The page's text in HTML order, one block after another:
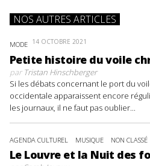
NOS AUTRES ARTICLES
MODE 14 OCTOBRE 2021
Petite histoire du voile
parTristan Hinschberger
Si les débats concernant le port du
occidentale apparaissent encore
les journaux, il ne faut pas oublier...
AGENDA CULTUREL MUSIQUE NON CLASSÉ
Le Louvre et la Nuit des